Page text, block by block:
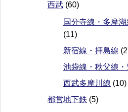
西武 (60)
国分寺線・多摩
(11)
新宿線・拝島線
池袋線・秩父線
西武多摩川線 (10)
都営地下鉄 (5)